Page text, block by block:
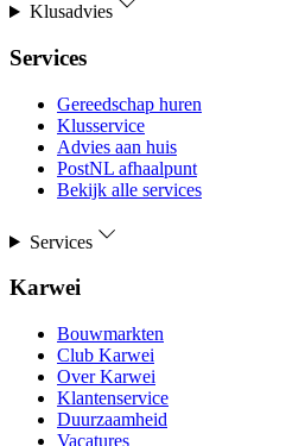
Klusadvies
Services
Gereedschap huren
Klusservice
Advies aan huis
PostNL afhaalpunt
Bekijk alle services
Services
Karwei
Bouwmarkten
Club Karwei
Over Karwei
Klantenservice
Duurzaamheid
Vacatures